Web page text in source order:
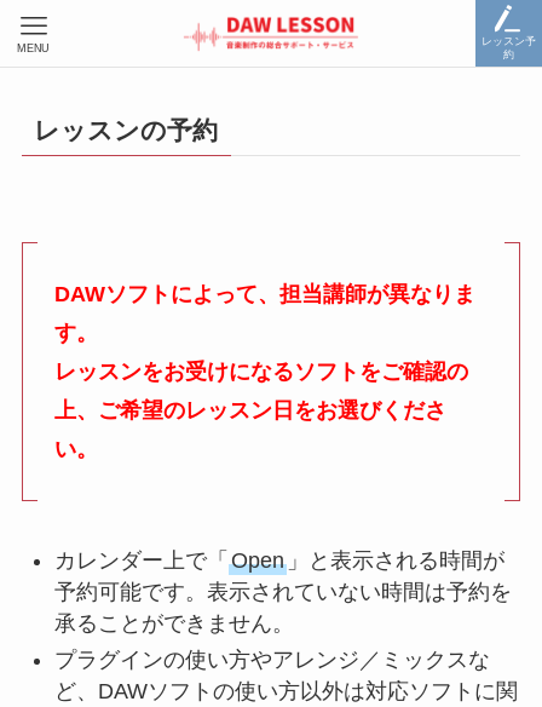
レッスン予
約
MENU
レッスンの予約
DAWソフトによって、担当講師が異なりま
す。
レッスンをお受けになるソフトをご確認の
上、ご希望のレッスン日をお選びくださ
い。
カレンダー上で「 Open」と表示される時間が
予約可能です。表示されていない時間は予約を
承ることができません。
プラグインの使い方やアレンジ／ミックスな
ど、DAWソフトの使い方以外は対応ソフトに関